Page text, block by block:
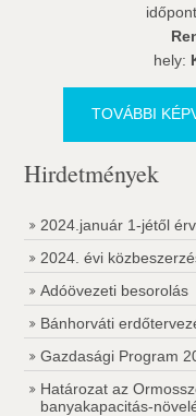
hely:
TOVÁBBI
Hirdetmények
2024.január 1-jétől
2024. évi
Adóövezeti besorolás
Bánhorváti
Gazdasági Program
Határozat az
banyakapacitás-